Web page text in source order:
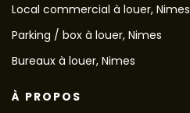
Local commercial à louer, Nimes
Parking / box à louer, Nimes
Bureaux à louer, Nimes
À PROPOS